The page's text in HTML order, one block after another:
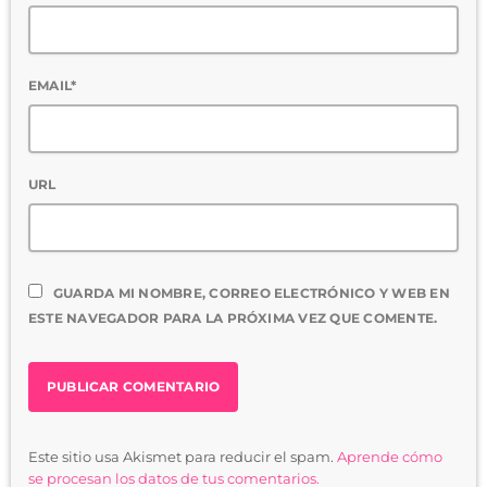
EMAIL*
URL
GUARDA MI NOMBRE, CORREO ELECTRÓNICO Y WEB EN
ESTE NAVEGADOR PARA LA PRÓXIMA VEZ QUE COMENTE.
Este sitio usa Akismet para reducir el spam. Aprende cómo
se procesan los datos de tus comentarios.